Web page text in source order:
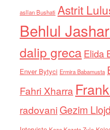
asllan Bushati Astrit
Behlul
dalip grecaElida
Enver Bytyci Ermira Babamusta
Fahri Xharra
radovaniGezim